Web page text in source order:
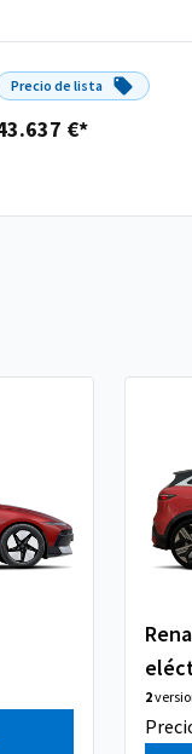
Precio de lista
€*
2